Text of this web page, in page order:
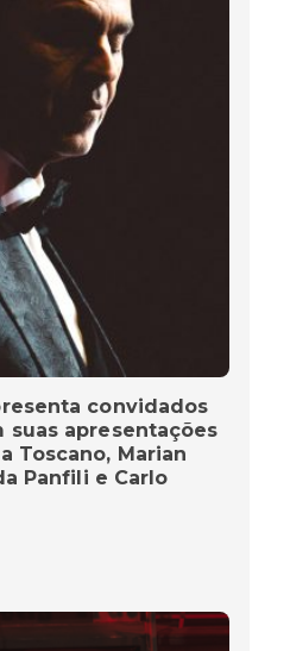
convidados
suas apresentações
Toscano, Marian
Panfili e Carlo